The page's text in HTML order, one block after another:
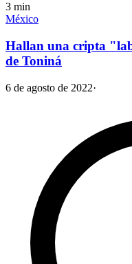
3 min
México
Hallan una cripta
de Toniná
6 de agosto de 2022·